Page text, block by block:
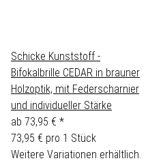
Schicke Kunststoff -
Bifokalbrille CEDAR in brauner
Holzoptik, mit Federscharnier
und individueller Stärke
ab 73,95 € *
73,95 € pro 1 Stück
Weitere Variationen erhältlich.